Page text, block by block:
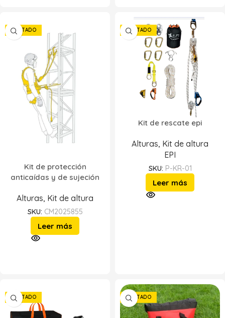
AGOTADO
Kit de protección
anticaídas y de sujeción
Alturas, Kit de altura
SKU: CM2025855
Leer más
AGOTADO
Kit de rescate epi
Alturas, Kit de altura
EPI
SKU: P-KR-01
Leer más
AGOTADO AGOTADO